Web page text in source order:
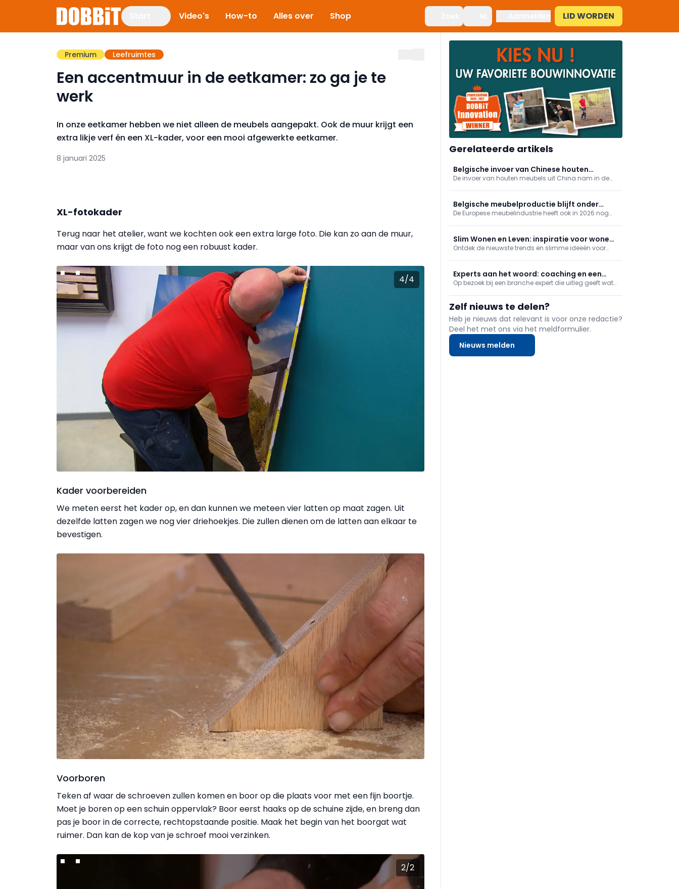
Video's How-to Alles over Shop LID WORDEN
Premium Leefruimtes
Een accentmuur in de eetkamer: zo ga je te
werk
In onze eetkamer hebben we niet alleen de meubels aangepakt. Ook de muur krijgt een
extra likje verf én een XL-kader, voor een mooi afgewerkte eetkamer.
8 januari 2025
XL-fotokader
Terug naar het atelier, want we kochten ook een extra large foto. Die kan zo aan de muur,
maar van ons krijgt de foto nog een robuust kader.
4/4
Kader voorbereiden
We meten eerst het kader op, en dan kunnen we meteen vier latten op maat zagen. Uit
dezelfde latten zagen we nog vier driehoekjes. Die zullen dienen om de latten aan elkaar te
bevestigen.
Voorboren
Teken af waar de schroeven zullen komen en boor op die plaats voor met een fijn boortje.
Moet je boren op een schuin oppervlak? Boor eerst haaks op de schuine zijde, en breng dan
pas je boor in de correcte, rechtopstaande positie. Maak het begin van het boorgat wat
ruimer. Dan kan de kop van je schroef mooi verzinken.
2/2
Gerelateerde artikels
Belgische invoer van Chinese houten
meubels stijgt sterk
De invoer van houten meubels uit China nam in de
naar de EU-27 en het Verenigd Koninkrijk samen met
23,5% tot 741.500 ton.
Belgische meubelproductie blijft onder
druk: herstel in Europa blijft uit
De Europese meubelindustrie heeft ook in 2026 nog
werden gepubliceerd.
Slim Wonen en Leven: inspiratie voor wonen,
lifestyle en comfort
Ontdek de nieuwste trends en slimme ideeën voor
verrassende inzichten om comfortabeler en stijlvoller
te leven.
Experts aan het woord: coaching en een
nieuwe CEO voor je bedrijf
Op bezoek bij een branche expert die uitleg geeft wat
een nieuwe CEO voor je bedrijf!
Zelf nieuws te delen?
Heb je nieuws dat relevant is voor onze redactie?
Deel het met ons via het meldformulier.
Nieuws melden